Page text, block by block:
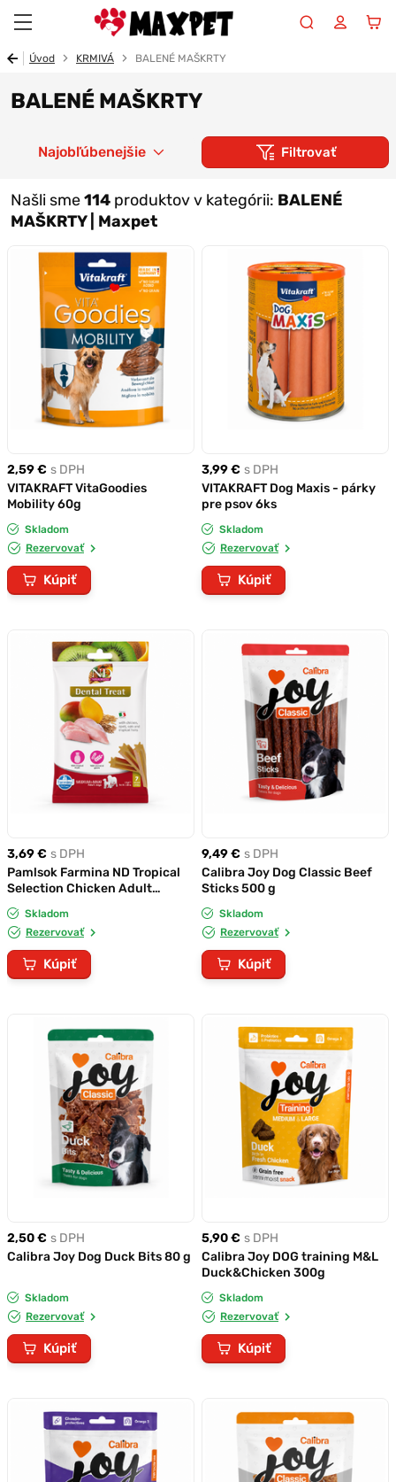
Úvod KRMIVÁ BALENÉ MAŠKRTY
BALENÉ MAŠKRTY
Filtrovať
Našli sme114 produktov v kategórii: BALENÉ
MAŠKRTY | Maxpet
Najobľúbenejšie
2,59 € s DPH
VITAKRAFT VitaGoodies
Mobility 60g
Skladom
Rezervovať
Kúpiť
3,99 € s DPH
VITAKRAFT Dog Maxis - párky
pre psov 6ks
Skladom
Rezervovať
Kúpiť
3,69 € s DPH
Pamlsok Farmina ND Tropical
Selection Chicken Adult
medium & maxi 100 g
Skladom
Rezervovať
Kúpiť
9,49 € s DPH
Calibra Joy Dog Classic Beef
Sticks 500 g
Skladom
Rezervovať
Kúpiť
2,50 € s DPH
Calibra Joy Dog Duck Bits 80 g
Skladom
Rezervovať
Kúpiť
5,90 € s DPH
Calibra Joy DOG training M&L
Duck&Chicken 300g
Skladom
Rezervovať
Kúpiť